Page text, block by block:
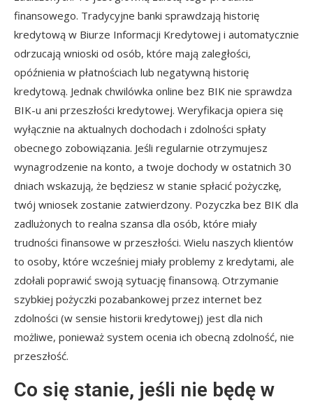
finansowego. Tradycyjne banki sprawdzają historię
kredytową w Biurze Informacji Kredytowej i automatycznie
odrzucają wnioski od osób, które mają zaległości,
opóźnienia w płatnościach lub negatywną historię
kredytową. Jednak chwilówka online bez BIK nie sprawdza
BIK-u ani przeszłości kredytowej. Weryfikacja opiera się
wyłącznie na aktualnych dochodach i zdolności spłaty
obecnego zobowiązania. Jeśli regularnie otrzymujesz
wynagrodzenie na konto, a twoje dochody w ostatnich 30
dniach wskazują, że będziesz w stanie spłacić pożyczkę,
twój wniosek zostanie zatwierdzony. Pozyczka bez BIK dla
zadlużonych to realna szansa dla osób, które miały
trudności finansowe w przeszłości. Wielu naszych klientów
to osoby, które wcześniej miały problemy z kredytami, ale
zdołali poprawić swoją sytuację finansową. Otrzymanie
szybkiej pożyczki pozabankowej przez internet bez
zdolności (w sensie historii kredytowej) jest dla nich
możliwe, ponieważ system ocenia ich obecną zdolność, nie
przeszłość.
Co się stanie, jeśli nie będę w